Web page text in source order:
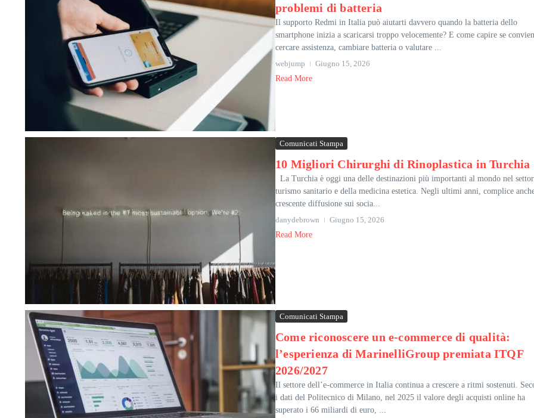
problemi di batteria
Il supporto Redmi in Italia può aiutarti davvero quando la batteria dello
smartphone inizia a scaricarsi troppo velocemente? E come capire se
cercare assistenza, cambiare batteria o valutare ...
webjump
Giugno 15, 2026
Read More
Comunicati Stampa
10 Migliori Chirurghi di Rinoplastica in Turchia
La Turchia è oggi una delle destinazioni più importanti al mondo nel
turismo sanitario e della medicina estetica. Negli ultimi anni, complice
crescente diffusione sui socia...
danydebrown
Giugno 15, 2026
Read More
Comunicati Stampa
Come riconoscere un e-commerce di qualità:
l’esperienza di MarinelliGroup premiata ITQF
2026/2027
Il settore dell’e-commerce in Italia continua a crescere a ritmi sostenuti.
i dati del Politecnico di Milano, nel 2025 il valore degli acquisti online ha
superato i 66 miliardi di euro, ...